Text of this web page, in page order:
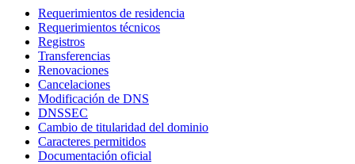
Requerimientos de residencia
Requerimientos técnicos
Registros
Transferencias
Renovaciones
Cancelaciones
Modificación de DNS
DNSSEC
Cambio de titularidad del dominio
Caracteres permitidos
Documentación oficial